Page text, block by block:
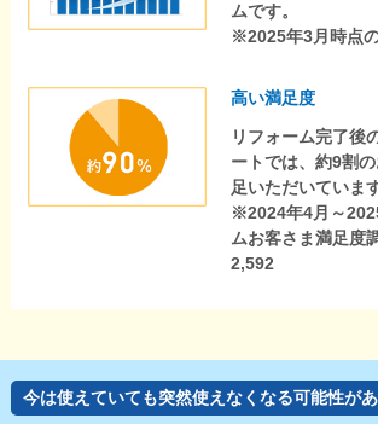
ムです。
※2025年3月時点
高い満足度
リフォーム完了後
ートでは、約9割
足いただいています
※2024年4月～
ムお客さま満足度
2,592
今は使えていても突然使えなくなる可能性があ